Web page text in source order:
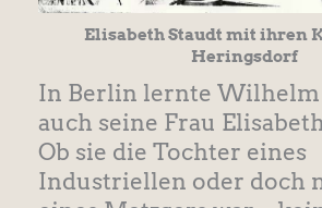
Elisabeth Staudt mit ihren
Heringsdorf
In Berlin lernte Wilhelm
auch seine Frau
Ob sie die Tochter eines
Industriellen oder doch